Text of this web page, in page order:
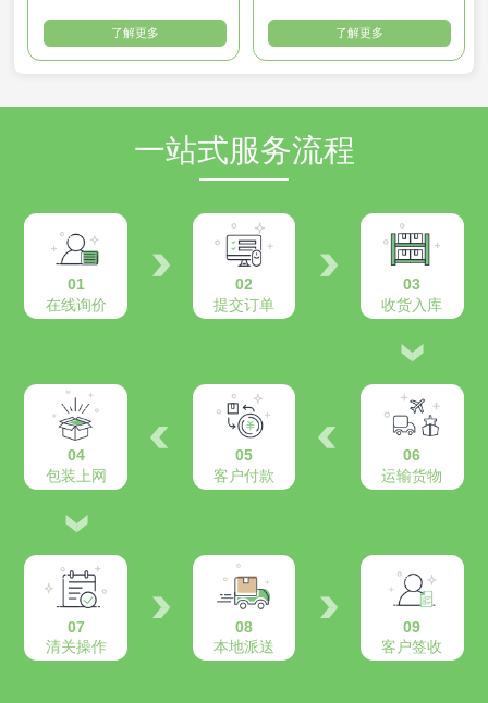
了解更多 了解更多
一站式服务流程
01
在线询价
02
提交订单
03
收货入库
04
包装上网
05
客户付款
06
运输货物
07
清关操作
08
本地派送
09
客户签收